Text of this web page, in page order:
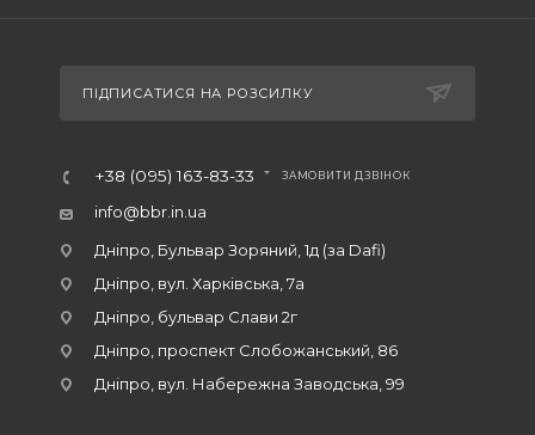
ПІДПИСАТИСЯ НА РОЗСИЛКУ
+38 (095) 163-83-33 ЗАМОВИТИ ДЗВІНОК
info@bbr.in.ua
Дніпро, Бульвар Зоряний, 1д (за Dafi)
Дніпро, вул. Харківська, 7а
Дніпро, бульвар Слави 2г
Дніпро, проспект Слобожанський, 86
Дніпро, вул. Набережна Заводська, 99